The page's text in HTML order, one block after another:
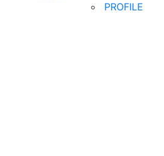
PROFILE